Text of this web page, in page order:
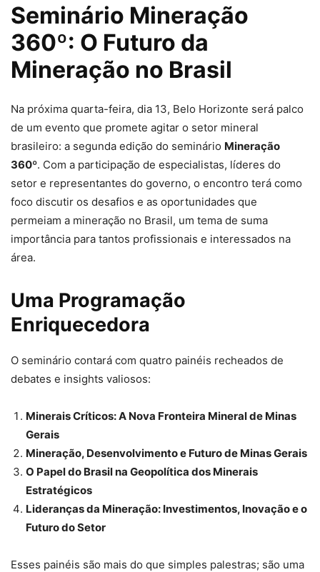
Seminário Mineração
360º: O Futuro da
Mineração no Brasil
Na próxima quarta-feira, dia 13, Belo Horizonte será palco
de um evento que promete agitar o setor mineral
brasileiro: a segunda edição do seminário Mineração
360º. Com a participação de especialistas, líderes do
setor e representantes do governo, o encontro terá como
foco discutir os desafios e as oportunidades que
permeiam a mineração no Brasil, um tema de suma
importância para tantos profissionais e interessados na
área.
Uma Programação
Enriquecedora
O seminário contará com quatro painéis recheados de
debates e insights valiosos:
Minerais Críticos: A Nova Fronteira Mineral de Minas
Gerais
Mineração, Desenvolvimento e Futuro de Minas Gerais
O Papel do Brasil na Geopolítica dos Minerais
Estratégicos
Lideranças da Mineração: Investimentos, Inovação e o
Futuro do Setor
Esses painéis são mais do que simples palestras; são uma